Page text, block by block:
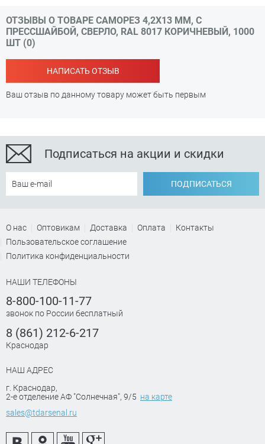
ОТЗЫВЫ О ТОВАРЕ САМОРЕЗ 4,2Х13 ММ, С
ПРЕССШАЙБОЙ, СВЕРЛО, RAL 8017 КОРИЧНЕВЫЙ, 1000
ШТ (0)
НАПИСАТЬ ОТЗЫВ
Ваш отзыв по данному товару может быть первым
Подписаться на акции и скидки
ПОДПИСАТЬСЯ
О нас Оптовикам Доставка Оплата
Контакты
Пользовательское соглашение
Политика конфиденциальности
НАШИ ТЕЛЕФОНЫ
8-800-100-11-77
звонок по России бесплатный
8 (861) 212-6-217
Краснодар
НАШ АДРЕС
г. Краснодар,
2-е отделение АФ "Солнечная", 9/5 на карте
sales@tdarsenal.ru